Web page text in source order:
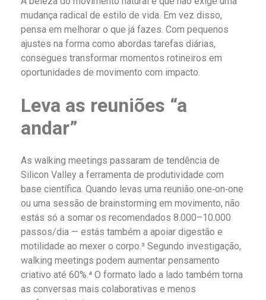
mudança radical de estilo de vida. Em vez disso,
pensa em melhorar o que já fazes. Com pequenos
ajustes na forma como abordas tarefas diárias,
consegues transformar momentos rotineiros em
oportunidades de movimento com impacto.
Leva as reuniões “a
andar”
As walking meetings passaram de tendência de
Silicon Valley a ferramenta de produtividade com
base científica. Quando levas uma reunião one‑on‑one
ou uma sessão de brainstorming em movimento, não
estás só a somar os recomendados 8.000–10.000
passos/dia — estás também a apoiar digestão e
motilidade ao mexer o corpo.³ Segundo investigação,
walking meetings podem aumentar pensamento
criativo até 60%.⁴ O formato lado a lado também torna
as conversas mais colaborativas e menos